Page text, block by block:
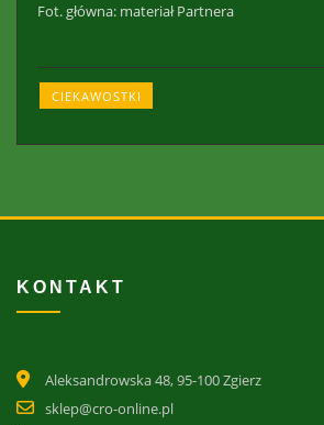
Fot. główna: materiał Partnera
CIEKAWOSTKI
KONTAKT
Aleksandrowska 48, 95-100 Zgierz
sklep@cro-online.pl